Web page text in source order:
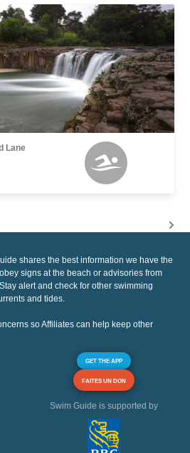
Lane
shares the best information we have the
signs at the beach or advisories from
alert and check for other swimming
and tides.
so Affiliates can help keep other
GET THE APP
FAITES UN DON
Swim Guide is supported by